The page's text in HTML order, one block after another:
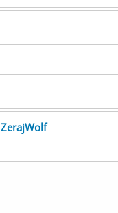
ZerajWolf